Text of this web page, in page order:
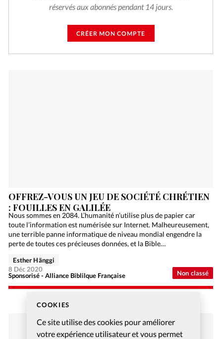
COOKIES
Ce site utilise des cookies pour améliorer
votre expérience utilisateur et vous permet
réservés aux abonnés pendant 14 jours.
CRÉER MON COMPTE
Non classé
OFFREZ-VOUS UN JEU DE SOCIÉTÉ CHRÉTIEN
: FOUILLES EN GALILÉE
Nous sommes en 2084. L’humanité n’utilise plus de papier car
toute l’information est numérisée sur Internet. Malheureusement,
une terrible panne informatique de niveau mondial engendre la
perte de toutes ces précieuses données, et la Bible…
Sponsorisé - Alliance Biblilque Française
Esther Hänggi
8 Déc 2020